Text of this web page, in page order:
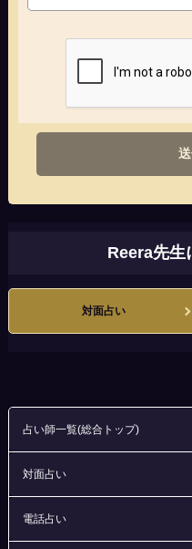
Reera先生
対面占い
占い師一覧(総合トップ)
対面占い
電話占い